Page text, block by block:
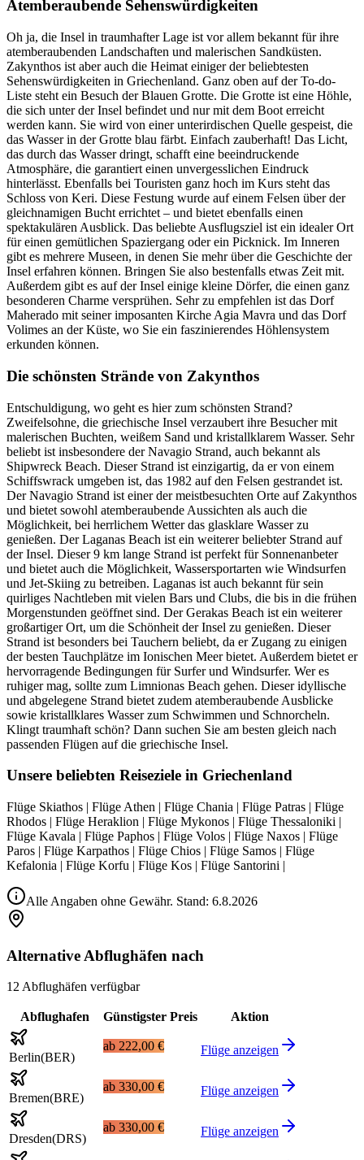
Atemberaubende Sehenswürdigkeiten
Oh ja, die Insel in traumhafter Lage ist vor allem bekannt für ihre
atemberaubenden Landschaften und malerischen Sandküsten.
Zakynthos ist aber auch die Heimat einiger der beliebtesten
Sehenswürdigkeiten in Griechenland. Ganz oben auf der To-do-
Liste steht ein Besuch der Blauen Grotte. Die Grotte ist eine Höhle,
die sich unter der Insel befindet und nur mit dem Boot erreicht
werden kann. Sie wird von einer unterirdischen Quelle gespeist, die
das Wasser in der Grotte blau färbt. Einfach zauberhaft! Das Licht,
das durch das Wasser dringt, schafft eine beeindruckende
Atmosphäre, die garantiert einen unvergesslichen Eindruck
hinterlässt. Ebenfalls bei Touristen ganz hoch im Kurs steht das
Schloss von Keri. Diese Festung wurde auf einem Felsen über der
gleichnamigen Bucht errichtet – und bietet ebenfalls einen
spektakulären Ausblick. Das beliebte Ausflugsziel ist ein idealer Ort
für einen gemütlichen Spaziergang oder ein Picknick. Im Inneren
gibt es mehrere Museen, in denen Sie mehr über die Geschichte der
Insel erfahren können. Bringen Sie also bestenfalls etwas Zeit mit.
Außerdem gibt es auf der Insel einige kleine Dörfer, die einen ganz
besonderen Charme versprühen. Sehr zu empfehlen ist das Dorf
Maherado mit seiner imposanten Kirche Agia Mavra und das Dorf
Volimes an der Küste, wo Sie ein faszinierendes Höhlensystem
erkunden können.
Die schönsten Strände von Zakynthos
Entschuldigung, wo geht es hier zum schönsten Strand?
Zweifelsohne, die griechische Insel verzaubert ihre Besucher mit
malerischen Buchten, weißem Sand und kristallklarem Wasser. Sehr
beliebt ist insbesondere der Navagio Strand, auch bekannt als
Shipwreck Beach. Dieser Strand ist einzigartig, da er von einem
Schiffswrack umgeben ist, das 1982 auf den Felsen gestrandet ist.
Der Navagio Strand ist einer der meistbesuchten Orte auf Zakynthos
und bietet sowohl atemberaubende Aussichten als auch die
Möglichkeit, bei herrlichem Wetter das glasklare Wasser zu
genießen. Der Laganas Beach ist ein weiterer beliebter Strand auf
der Insel. Dieser 9 km lange Strand ist perfekt für Sonnenanbeter
und bietet auch die Möglichkeit, Wassersportarten wie Windsurfen
und Jet-Skiing zu betreiben. Laganas ist auch bekannt für sein
quirliges Nachtleben mit vielen Bars und Clubs, die bis in die frühen
Morgenstunden geöffnet sind. Der Gerakas Beach ist ein weiterer
großartiger Ort, um die Schönheit der Insel zu genießen. Dieser
Strand ist besonders bei Tauchern beliebt, da er Zugang zu einigen
der besten Tauchplätze im Ionischen Meer bietet. Außerdem bietet er
hervorragende Bedingungen für Surfer und Windsurfer. Wer es
ruhiger mag, sollte zum Limnionas Beach gehen. Dieser idyllische
und abgelegene Strand bietet zudem atemberaubende Ausblicke
sowie kristallklares Wasser zum Schwimmen und Schnorcheln.
Klingt traumhaft schön? Dann suchen Sie am besten gleich nach
passenden Flügen auf die griechische Insel.
Unsere beliebten Reiseziele in Griechenland
Flüge Skiathos | Flüge Athen | Flüge Chania | Flüge Patras | Flüge
Rhodos | Flüge Heraklion | Flüge Mykonos | Flüge Thessaloniki |
Flüge Kavala | Flüge Paphos | Flüge Volos | Flüge Naxos | Flüge
Paros | Flüge Karpathos | Flüge Chios | Flüge Samos | Flüge
Kefalonia | Flüge Korfu | Flüge Kos | Flüge Santorini |
Alle Angaben ohne Gewähr. Stand: 6.8.2026
Alternative Abflughäfen nach
12 Abflughäfen verfügbar
Abflughafen Günstigster Preis Aktion
Berlin(BER)
ab 222,00 € Flüge anzeigen
Bremen(BRE)
ab 330,00 € Flüge anzeigen
Dresden(DRS)
ab 330,00 € Flüge anzeigen